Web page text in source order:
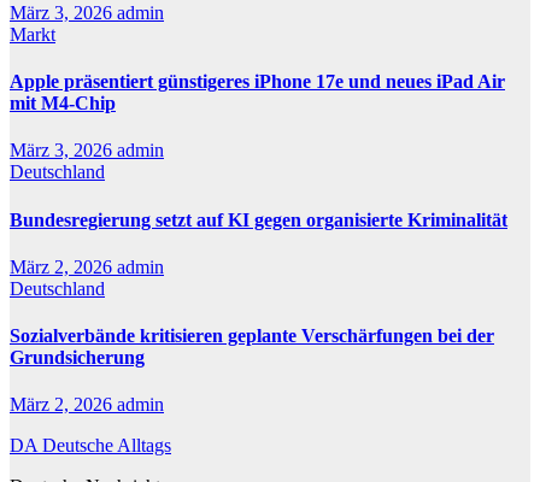
März 3, 2026 admin
Markt
Apple präsentiert günstigeres iPhone 17e und neues iPad Air
mit M4-Chip
März 3, 2026 admin
Deutschland
Bundesregierung setzt auf KI gegen organisierte Kriminalität
März 2, 2026 admin
Deutschland
Sozialverbände kritisieren geplante Verschärfungen bei der
Grundsicherung
März 2, 2026 admin
DA Deutsche Alltags